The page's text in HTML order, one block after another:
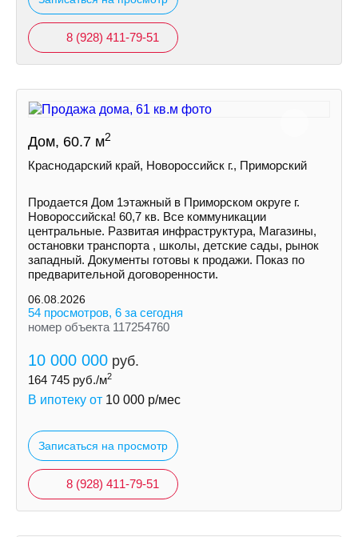
8 (928) 411-79-51
Дом, 60.7 м2
Краснодарский край, Новороссийск г., Приморский
Продается Дом 1этажный в Приморском округе г.
Новороссийска! 60,7 кв. Все коммуникации
центральные. Развитая инфраструктура, Магазины,
остановки транспорта , школы, детские сады, рынок
западный. Документы готовы к продажи. Показ по
предварительной договоренности.
06.08.2026
54 просмотров, 6 за сегодня
номер объекта 117254760
10 000 000 руб.
164 745 руб./м2
В ипотеку от 10 000 р/мес
Записаться на просмотр
8 (928) 411-79-51